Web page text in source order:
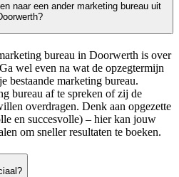
naar een ander marketing bureau uit
bureau in Doorwerth is over
wel even na wat de opzegtermijn
bestaande marketing bureau.
bureau af te spreken of zij de
overdragen. Denk aan opgezette
en succesvolle) – hier kan jouw
om sneller resultaten te boeken.